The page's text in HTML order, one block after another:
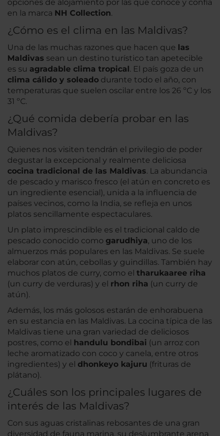
opciones de alojamiento por las que conoce y confía
en la marca NH Collection.
¿Cómo es el clima en las Maldivas?
Una de las muchas razones que hacen que las
Maldivas sean un destino turístico tan apetecible
es su agradable clima tropical. El país goza de un
clima cálido y soleado durante todo el año, con
temperaturas que suelen oscilar entre los 26 ºC y los
31 ºC.
¿Qué comida debería probar en las
Maldivas?
Quienes nos visiten tendrán el privilegio de poder
degustar la excepcional y realmente deliciosa
cocina tradicional de las Maldivas. La abundancia
de pescado y marisco fresco (el atún en concreto es
un ingrediente esencial), unida a la influencia de
países vecinos, como la India, se refleja en unos
platos sencillamente espectaculares.
Un plato imprescindible es el tradicional caldo de
pescado conocido como garudhiya, uno de los
almuerzos más populares en las Maldivas. Se suele
elaborar con atún, cebollas y guindillas. También hay
muchos platos de curry, como el tharukaaree riha
(un curry de verduras) y el rhon riha (un curry de
atún).
Además, los más golosos estarán de enhorabuena
en su estancia en las Maldivas. La cocina típica de las
Maldivas tiene una gran variedad de deliciosos
postres, como el handulu bondibai (un arroz con
leche aromatizado con coco y canela, entre otros
ingredientes) y el dhonkeyo kajuru (frituras de
plátano).
¿Cuáles son los principales lugares de
interés de las Maldivas?
Con sus aguas cristalinas rebosantes de una gran
diversidad de fauna marina, su deslumbrante arena